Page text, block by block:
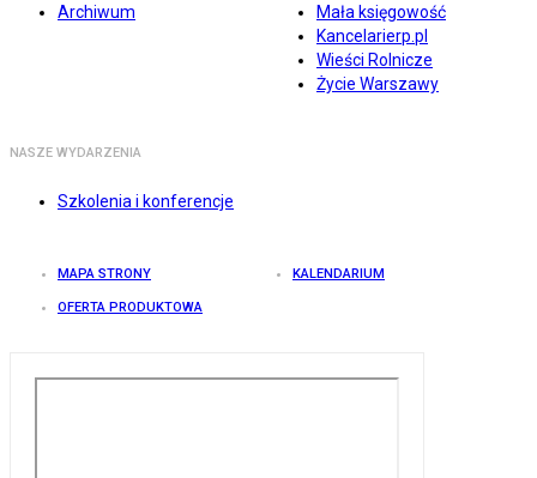
Archiwum
Mała księgowość
Kancelarierp.pl
Wieści Rolnicze
Życie Warszawy
NASZE WYDARZENIA
Szkolenia i konferencje
MAPA STRONY KALENDARIUM
OFERTA PRODUKTOWA